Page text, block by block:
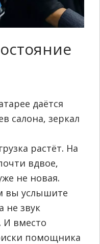
даётся
салона, зеркал
растёт. На
вдвое,
не новая.
вы услышите
не звук
И вместо
помощника